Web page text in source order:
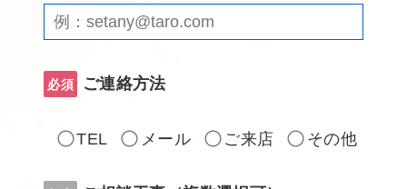
必須 ご連絡方法
TEL メール ご来店 その他